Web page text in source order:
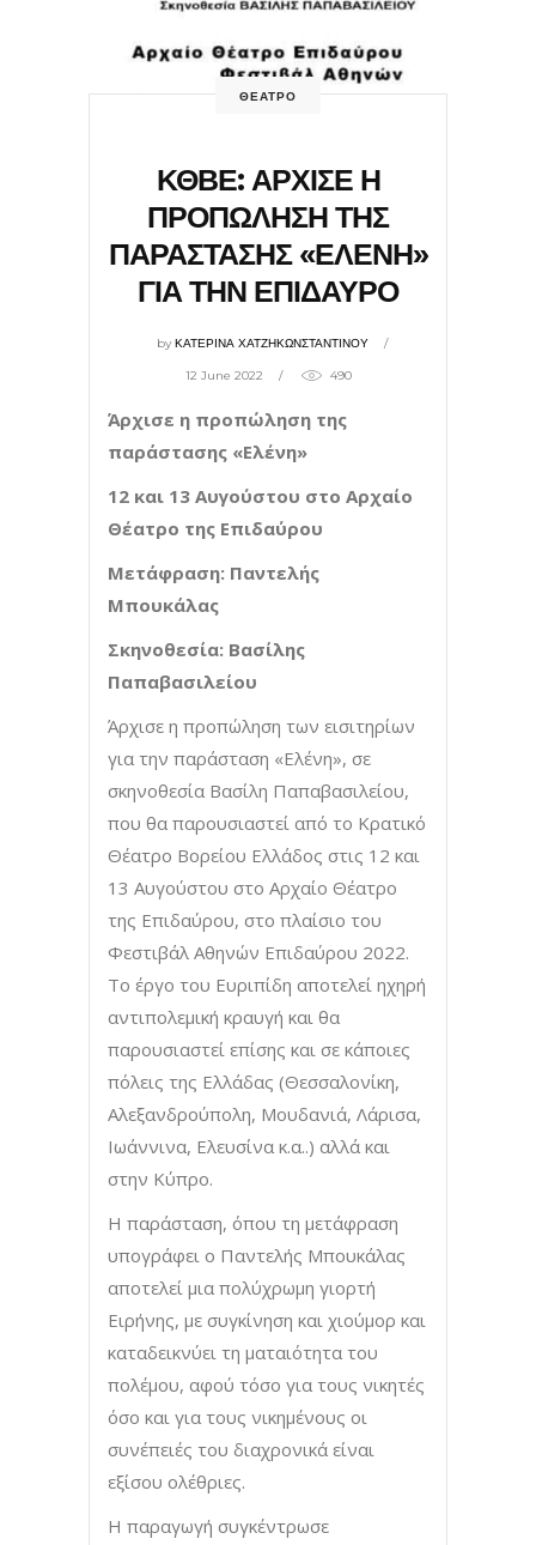
ΘΕΑΤΡΟ
ΚΘΒΕ: ΑΡΧΙΣΕ Η
ΠΡΟΠΩΛΗΣΗ ΤΗΣ
ΠΑΡΑΣΤΑΣΗΣ «ΕΛΕΝΗ»
ΓΙΑ ΤΗΝ ΕΠΙΔΑΥΡΟ
byΚΑΤΕΡΙΝΑ ΧΑΤΖΗΚΩΝΣΤΑΝΤΙΝΟΥ
12 June 2022 490
Άρχισε η προπώληση της
παράστασης «Ελένη»
12 και 13 Αυγούστου στο Αρχαίο
Θέατρο της Επιδαύρου
Μετάφραση: Παντελής
Μπουκάλας
Σκηνοθεσία: Βασίλης
Παπαβασιλείου
Άρχισε η προπώληση των εισιτηρίων
για την παράσταση «Ελένη», σε
σκηνοθεσία Βασίλη Παπαβασιλείου,
που θα παρουσιαστεί από το Κρατικό
Θέατρο Βορείου Ελλάδος στις 12 και
13 Αυγούστου στο Αρχαίο Θέατρο
της Επιδαύρου, στο πλαίσιο του
Φεστιβάλ Αθηνών Επιδαύρου 2022.
Το έργο του Ευριπίδη αποτελεί ηχηρή
αντιπολεμική κραυγή και θα
παρουσιαστεί επίσης και σε κάποιες
πόλεις της Ελλάδας (Θεσσαλονίκη,
Αλεξανδρούπολη, Μουδανιά, Λάρισα,
Ιωάννινα, Ελευσίνα κ.α..) αλλά και
στην Κύπρο.
Η παράσταση, όπου τη μετάφραση
υπογράφει ο Παντελής Μπουκάλας
αποτελεί μια πολύχρωμη γιορτή
Ειρήνης, με συγκίνηση και χιούμορ και
καταδεικνύει τη ματαιότητα του
πολέμου, αφού τόσο για τους νικητές
όσο και για τους νικημένους οι
συνέπειές του διαχρονικά είναι
εξίσου ολέθριες.
Η παραγωγή συγκέντρωσε